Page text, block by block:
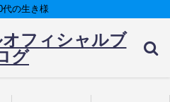
代の生き様
フィシャルブ
グ